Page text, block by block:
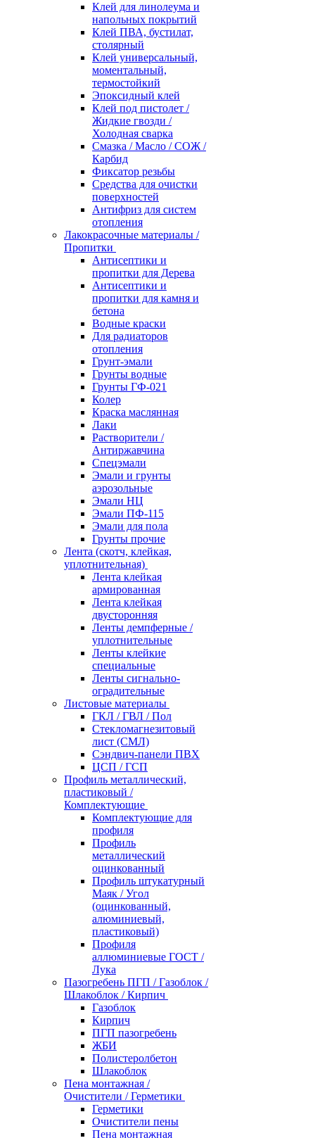
Клей для линолеума и
напольных покрытий
Клей ПВА, бустилат,
столярный
Клей универсальный,
моментальный,
термостойкий
Эпоксидный клей
Клей под пистолет /
Жидкие гвозди /
Холодная сварка
Смазка / Масло / СОЖ /
Карбид
Фиксатор резьбы
Средства для очистки
поверхностей
Антифриз для систем
отопления
Лакокрасочные материалы /
Пропитки
Антисептики и
пропитки для Дерева
Антисептики и
пропитки для камня и
бетона
Водные краски
Для радиаторов
отопления
Грунт-эмали
Грунты водные
Грунты ГФ-021
Колер
Краска маслянная
Лаки
Растворители /
Антиржавчина
Спецэмали
Эмали и грунты
аэрозольные
Эмали НЦ
Эмали ПФ-115
Эмали для пола
Грунты прочие
Лента (скотч, клейкая,
уплотнительная)
Лента клейкая
армированная
Лента клейкая
двусторонняя
Ленты демпферные /
уплотнительные
Ленты клейкие
специальные
Ленты сигнально-
оградительные
Листовые материалы
ГКЛ / ГВЛ / Пол
Стекломагнезитовый
лист (СМЛ)
Сэндвич-панели ПВХ
ЦСП / ГСП
Профиль металлический,
пластиковый /
Комплектующие
Комплектующие для
профиля
Профиль
металлический
оцинкованный
Профиль штукатурный
Маяк / Угол
(оцинкованный,
алюминиевый,
пластиковый)
Профиля
аллюминиевые ГОСТ /
Лука
Пазогребень ПГП / Газоблок /
Шлакоблок / Кирпич
Газоблок
Кирпич
ПГП пазогребень
ЖБИ
Полистеролбетон
Шлакоблок
Пена монтажная /
Очистители / Герметики
Герметики
Очистители пены
Пена монтажная